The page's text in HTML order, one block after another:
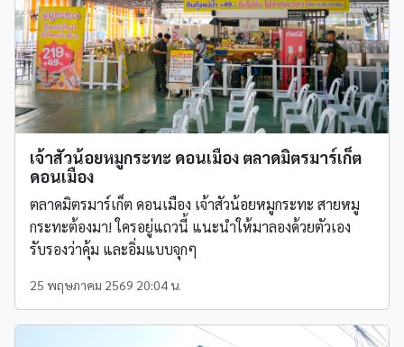
เจ้าสัวน้อยหมูกระทะ ดอนเมือง ตลาดมิตรมาร์เก็ต
ดอนเมือง
ตลาดมิตรมาร์เก็ต ดอนเมือง เจ้าสัวน้อยหมูกระทะ สายหมู
กระทะต้องมา! ใครอยู่แถวนี้ แนะนำให้มาลองด้วยตัวเอง
รับรองว่าคุ้ม และอิ่มแบบจุกๆ
25 พฤษภาคม 2569 20:04 น.